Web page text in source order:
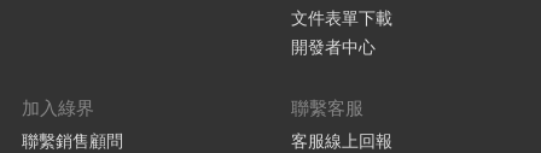
文件表單下載
開發者中心
加入綠界
聯繫銷售顧問
聯繫客服
客服線上回報